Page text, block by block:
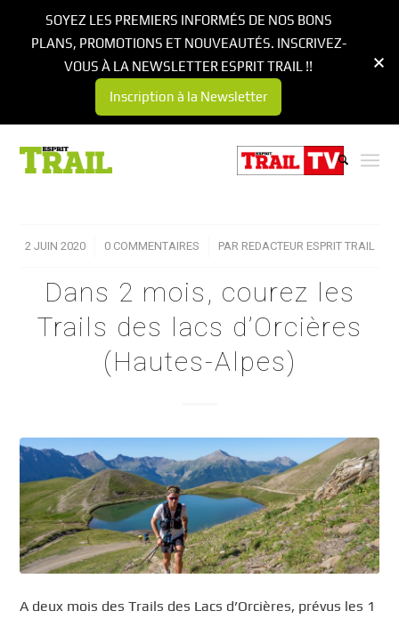
2 JUIN 2020
/ 0 COMMENTAIRES
/ PAR REDACTEUR ESPRIT TRAIL
Dans 2 mois, courez les
Trails des lacs d’Orcières
(Hautes-Alpes)
A deux mois des Trails des Lacs d’Orcières, prévus les 1
SOYEZ LES PREMIERS INFORMÉS DE NOS BONS
PLANS, PROMOTIONS ET NOUVEAUTÉS. INSCRIVEZ-
VOUS À LA NEWSLETTER ESPRIT TRAIL !!
Inscription à la Newsletter